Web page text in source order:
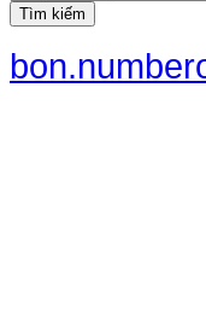
Tìm kiếm